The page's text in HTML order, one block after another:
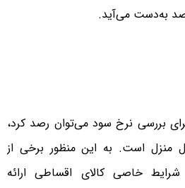
بررسی نرخ سود می‌توان رصد کرد،
منزل است. به این منظور برخی از
خاصی کالای اقساطی ارائه